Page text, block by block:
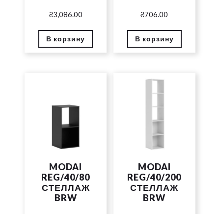
₴3,086.00
В корзину
₴706.00
В корзину
MODAI
REG/40/80
СТЕЛЛАЖ
BRW
MODAI
REG/40/200
СТЕЛЛАЖ
BRW